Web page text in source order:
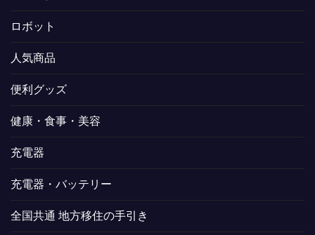
ロボット
人気商品
便利グッズ
健康・食事・美容
充電器
充電器・バッテリー
全国共通 地方移住の手引き